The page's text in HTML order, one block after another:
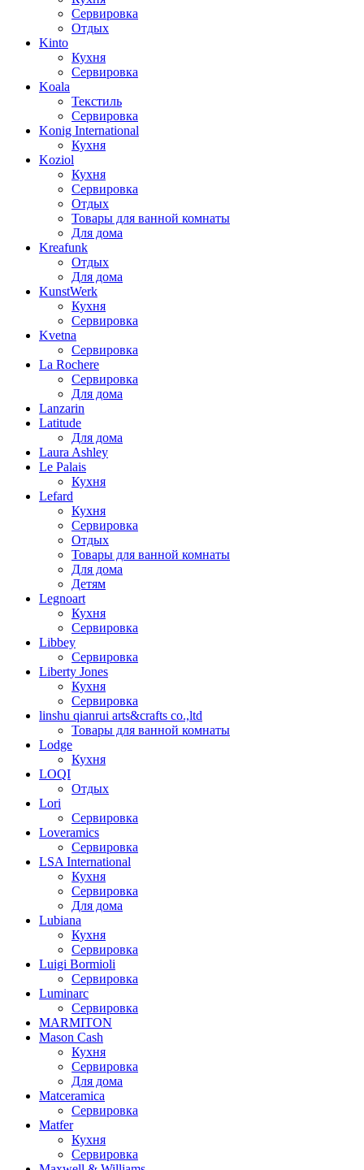
Сервировка
Отдых
Kinto
Кухня
Сервировка
Koala
Текстиль
Сервировка
Konig International
Кухня
Koziol
Кухня
Сервировка
Отдых
Товары для ванной комнаты
Для дома
Kreafunk
Отдых
Для дома
KunstWerk
Кухня
Сервировка
Kvetna
Сервировка
La Rochere
Сервировка
Для дома
Lanzarin
Latitude
Для дома
Laura Ashley
Le Palais
Кухня
Lefard
Кухня
Сервировка
Отдых
Товары для ванной комнаты
Для дома
Детям
Legnoart
Кухня
Сервировка
Libbey
Сервировка
Liberty Jones
Кухня
Сервировка
linshu qianrui arts&crafts co.,ltd
Товары для ванной комнаты
Lodge
Кухня
LOQI
Отдых
Lori
Сервировка
Loveramics
Сервировка
LSA International
Кухня
Сервировка
Для дома
Lubiana
Кухня
Сервировка
Luigi Bormioli
Сервировка
Luminarc
Сервировка
MARMITON
Mason Cash
Кухня
Сервировка
Для дома
Matceramica
Сервировка
Matfer
Кухня
Сервировка